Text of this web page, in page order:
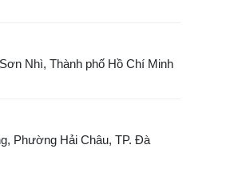
Nhì, Thành phố Hồ Chí Minh
Phường Hải Châu, TP. Đà